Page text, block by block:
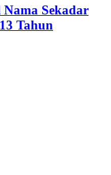
Sekadar
Tahun